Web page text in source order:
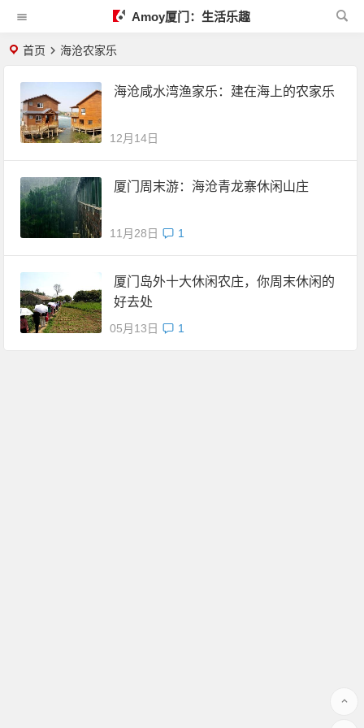
Amoy厦门：生活乐趣
首页 海沧农家乐
海沧咸水湾渔家乐：建在海上的农家乐
12月14日
厦门周末游：海沧青龙寨休闲山庄
11月28日 1
厦门岛外十大休闲农庄，你周末休闲的
好去处
05月13日 1